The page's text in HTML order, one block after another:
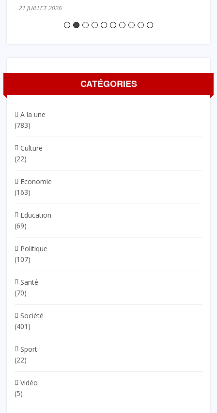
21 JUILLET 2026
CATÉGORIES
A la une
(783)
Culture
(22)
Economie
(163)
Education
(69)
Politique
(107)
Santé
(70)
Société
(401)
Sport
(22)
Vidéo
(5)